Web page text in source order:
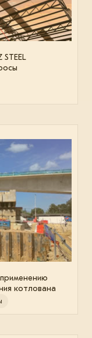
применению
котлована